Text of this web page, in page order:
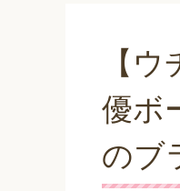
【
優ボ
のブ